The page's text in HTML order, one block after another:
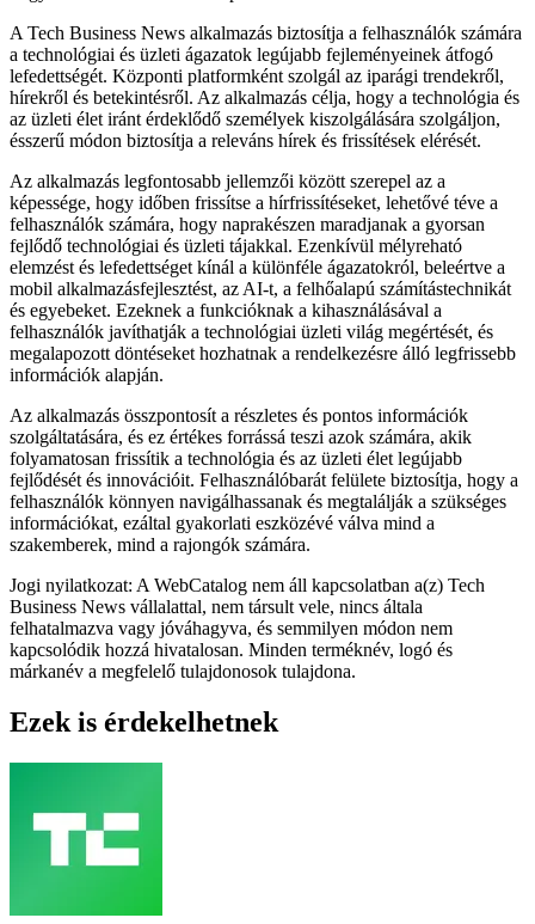
A Tech Business News alkalmazás biztosítja a felhasználók számára
a technológiai és üzleti ágazatok legújabb fejleményeinek átfogó
lefedettségét. Központi platformként szolgál az iparági trendekről,
hírekről és betekintésről. Az alkalmazás célja, hogy a technológia és
az üzleti élet iránt érdeklődő személyek kiszolgálására szolgáljon,
ésszerű módon biztosítja a releváns hírek és frissítések elérését.
Az alkalmazás legfontosabb jellemzői között szerepel az a
képessége, hogy időben frissítse a hírfrissítéseket, lehetővé téve a
felhasználók számára, hogy naprakészen maradjanak a gyorsan
fejlődő technológiai és üzleti tájakkal. Ezenkívül mélyreható
elemzést és lefedettséget kínál a különféle ágazatokról, beleértve a
mobil alkalmazásfejlesztést, az AI-t, a felhőalapú számítástechnikát
és egyebeket. Ezeknek a funkcióknak a kihasználásával a
felhasználók javíthatják a technológiai üzleti világ megértését, és
megalapozott döntéseket hozhatnak a rendelkezésre álló legfrissebb
információk alapján.
Az alkalmazás összpontosít a részletes és pontos információk
szolgáltatására, és ez értékes forrássá teszi azok számára, akik
folyamatosan frissítik a technológia és az üzleti élet legújabb
fejlődését és innovációit. Felhasználóbarát felülete biztosítja, hogy a
felhasználók könnyen navigálhassanak és megtalálják a szükséges
információkat, ezáltal gyakorlati eszközévé válva mind a
szakemberek, mind a rajongók számára.
Jogi nyilatkozat: A WebCatalog nem áll kapcsolatban a(z) Tech
Business News vállalattal, nem társult vele, nincs általa
felhatalmazva vagy jóváhagyva, és semmilyen módon nem
kapcsolódik hozzá hivatalosan. Minden terméknév, logó és
márkanév a megfelelő tulajdonosok tulajdona.
Ezek is érdekelhetnek